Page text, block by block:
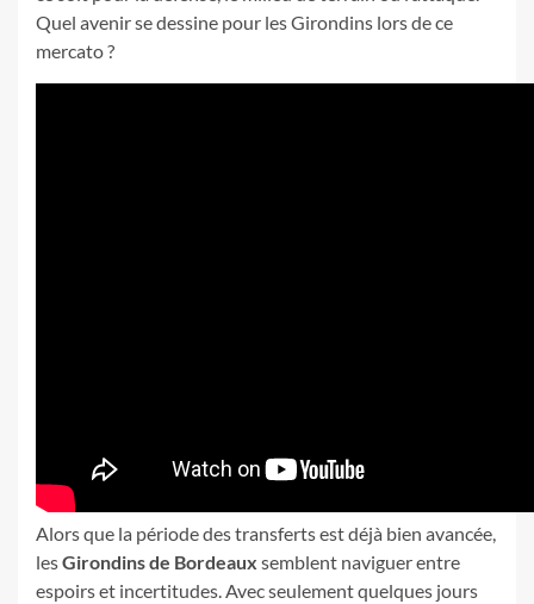
Quel avenir se dessine pour les Girondins lors de ce
mercato ?
Alors que la période des transferts est déjà bien avancée,
lesGirondins de Bordeaux semblent naviguer entre
espoirs et incertitudes. Avec seulement quelques jours